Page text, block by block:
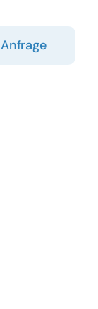
Anfrage